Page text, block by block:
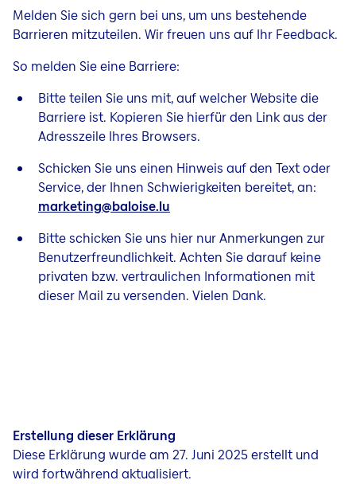
Melden Sie sich gern bei uns, um uns bestehende
Barrieren mitzuteilen. Wir freuen uns auf Ihr Feedback.
So melden Sie eine Barriere:
Bitte teilen Sie uns mit, auf welcher Website die
Barriere ist. Kopieren Sie hierfür den Link aus der
Adresszeile Ihres Browsers.
Schicken Sie uns einen Hinweis auf den Text oder
Service, der Ihnen Schwierigkeiten bereitet, an:
marketing@baloise.lu
Bitte schicken Sie uns hier nur Anmerkungen zur
Benutzerfreundlichkeit. Achten Sie darauf keine
privaten bzw. vertraulichen Informationen mit
dieser Mail zu versenden. Vielen Dank.
Erstellung dieser Erklärung
Diese Erklärung wurde am 27. Juni 2025 erstellt und
wird fortwährend aktualisiert.